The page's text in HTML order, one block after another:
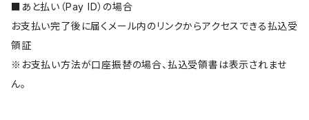
■あと払い（Pay ID）の場合
お支払い完了後に届くメール内のリンクからアクセスできる払込受
領証
※お支払い方法が口座振替の場合、払込受領書は表示されませ
ん。